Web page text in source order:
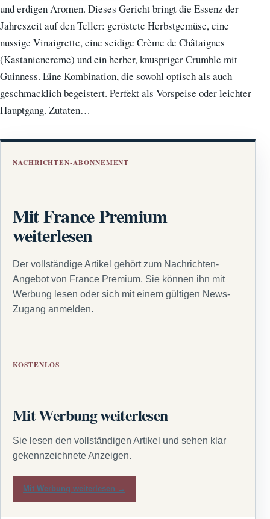
und erdigen Aromen. Dieses Gericht bringt die Essenz der
Jahreszeit auf den Teller: geröstete Herbstgemüse, eine
nussige Vinaigrette, eine seidige Crème de Châtaignes
(Kastaniencreme) und ein herber, knuspriger Crumble mit
Guinness. Eine Kombination, die sowohl optisch als auch
geschmacklich begeistert. Perfekt als Vorspeise oder leichter
Hauptgang. Zutaten…
NACHRICHTEN-ABONNEMENT
Mit France Premium
weiterlesen
Der vollständige Artikel gehört zum Nachrichten-
Angebot von France Premium. Sie können ihn mit
Werbung lesen oder sich mit einem gültigen News-
Zugang anmelden.
KOSTENLOS
Mit Werbung weiterlesen
Sie lesen den vollständigen Artikel und sehen klar
gekennzeichnete Anzeigen.
Mit Werbung weiterlesen →